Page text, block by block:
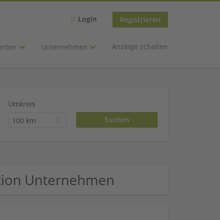
Login Registrieren
Unternehmen Anzeige schalten
Umkreis
100 km
Unternehmen